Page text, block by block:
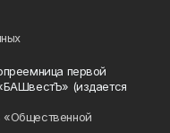
первой
(издается
«Общественной